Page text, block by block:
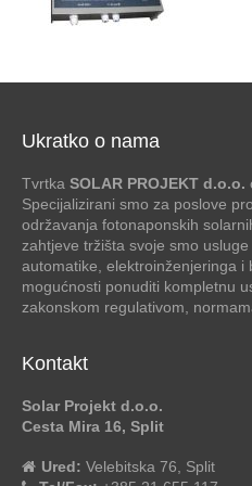
Ukratko o nama
Tvrtka SOLAR PROJEKT d.o.o.
Specijalizirani smo za poslove
održavanja fotonaponskih
zahtjeve tržišta svoje smo
automatike, elektroinženjeringa i
mogućnosti ponuditi kompletnu
zakonskom regulativom,
Kontakt
Solar Projekt d.o.o.
Cesta Mira 16, Split
Ured: Velebitska 76, Split